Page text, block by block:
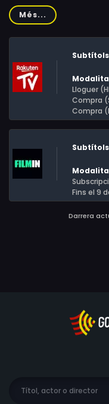
Christophe
Salim Benmoussa,
inabastable, sentint-
Adaptació de la
Més...
Lloguer
Compra
Compra
Fins el 9
Darrera